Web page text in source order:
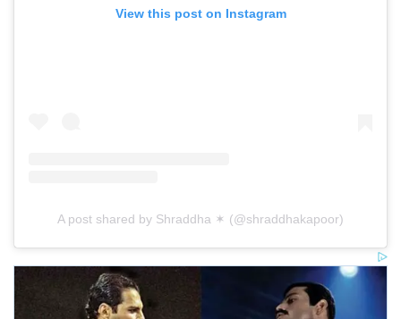
View this post on Instagram
A post shared by Shraddha ✶ (@shraddhakapoor)